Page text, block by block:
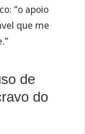
“o apoio
que me
de
do